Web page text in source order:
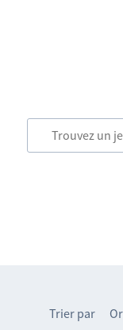
Trier par